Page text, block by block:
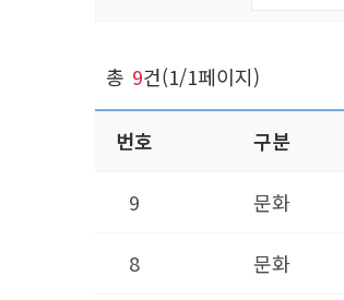
총 9건(1/1페이지)
번호 구분
9 문화
8 문화